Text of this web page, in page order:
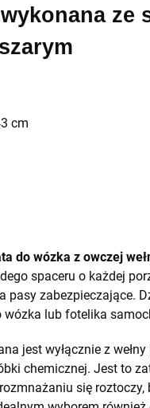
ze
cm
do wózka z owczej
spaceru o każdej
pasy zabezpieczające.
wózka lub fotelika
jest wyłącznie z
chemicznej. Jest to
się roztoczy,